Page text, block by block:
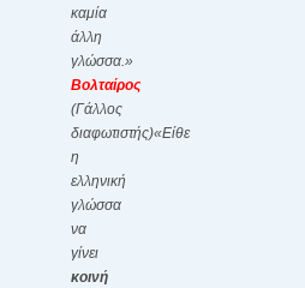
καμία
άλλη
γλώσσα.»
Βολταίρος
(Γάλλος
διαφωτιστής)«Είθε
η
ελληνική
γλώσσα
να
γίνει
κοινή